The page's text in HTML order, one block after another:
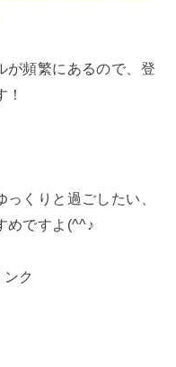
が頻繁にあるので、登
くりと過ごしたい、
めですよ(^^♪
ク